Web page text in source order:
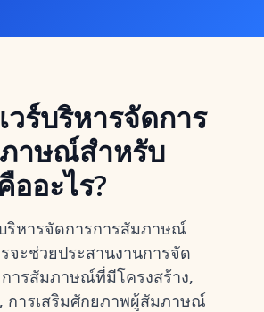
ร์บริหารจัดการ
าษณ์สำหรับ
ออะไร?
ริหารจัดการการสัมภาษณ์
จะช่วยประสานงานการจัด
การสัมภาษณ์ที่มีโครงสร้าง,
การเสริมศักยภาพผู้สัมภาษณ์